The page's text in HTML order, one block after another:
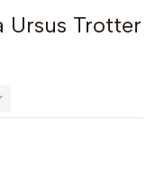
Ursus Trotter